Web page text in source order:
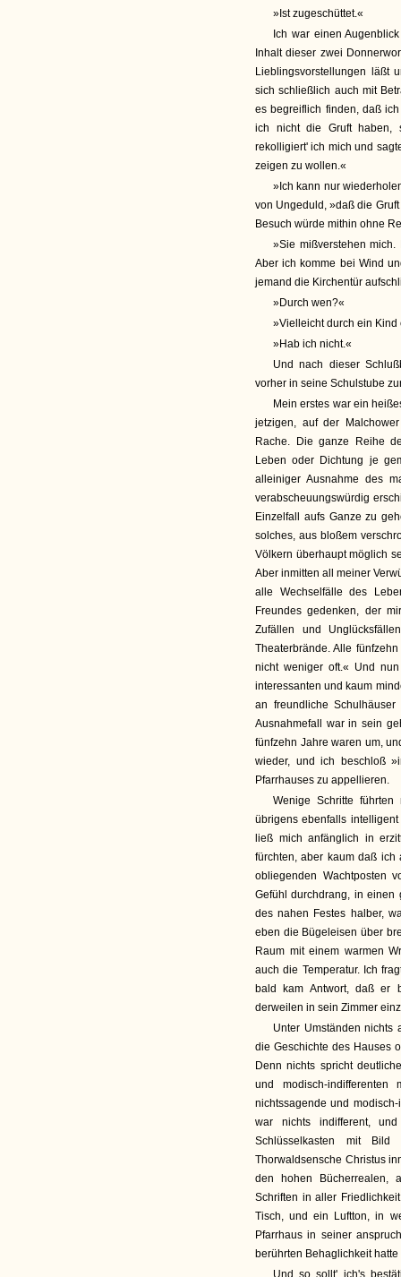
»Ist zugeschüttet.«
Ich war einen
Inhalt dieser zwei
Lieblingsvorstellungen läßt
sich schließlich auch mit
es begreiflich finden, daß
ich nicht die Gruft haben,
rekolligiert' ich mich und
zeigen zu wollen.«
»Ich kann nur
von Ungeduld, »daß die
Besuch würde mithin ohne
»Sie mißverstehen
Aber ich komme bei Wind
jemand die Kirchentür
»Durch wen?«
»Vielleicht durch ein Kind
»Hab ich nicht.«
Und nach dieser
vorher in seine Schulstube
Mein erstes war ein
jetzigen, auf der
Rache. Die ganze Reihe
Leben oder Dichtung je
alleiniger Ausnahme des
verabscheuungswürdig
Einzelfall aufs Ganze zu
solches, aus bloßem
Völkern überhaupt möglich
Aber inmitten all meiner
alle Wechselfälle des
Freundes gedenken, der
Zufällen und
Theaterbrände. Alle
nicht weniger oft.« Und
interessanten und kaum
an freundliche
Ausnahmefall war in sein
fünfzehn Jahre waren um,
wieder, und ich beschloß
Pfarrhauses zu appellieren.
Wenige Schritte
übrigens ebenfalls
ließ mich anfänglich in
fürchten, aber kaum daß
obliegenden Wachtposten
Gefühl durchdrang, in einen
des nahen Festes halber,
eben die Bügeleisen über
Raum mit einem warmen
auch die Temperatur. Ich
bald kam Antwort, daß er
derweilen in sein Zimmer
Unter Umständen nichts
die Geschichte des Hauses
Denn nichts spricht
und modisch-
nichtssagende und
war nichts indifferent,
Schlüsselkasten mit
Thorwaldsensche Christus
den hohen Bücherrealen,
Schriften in aller
Tisch, und ein Luftton, in
Pfarrhaus in seiner
berührten Behaglichkeit
Und so sollt' ich's